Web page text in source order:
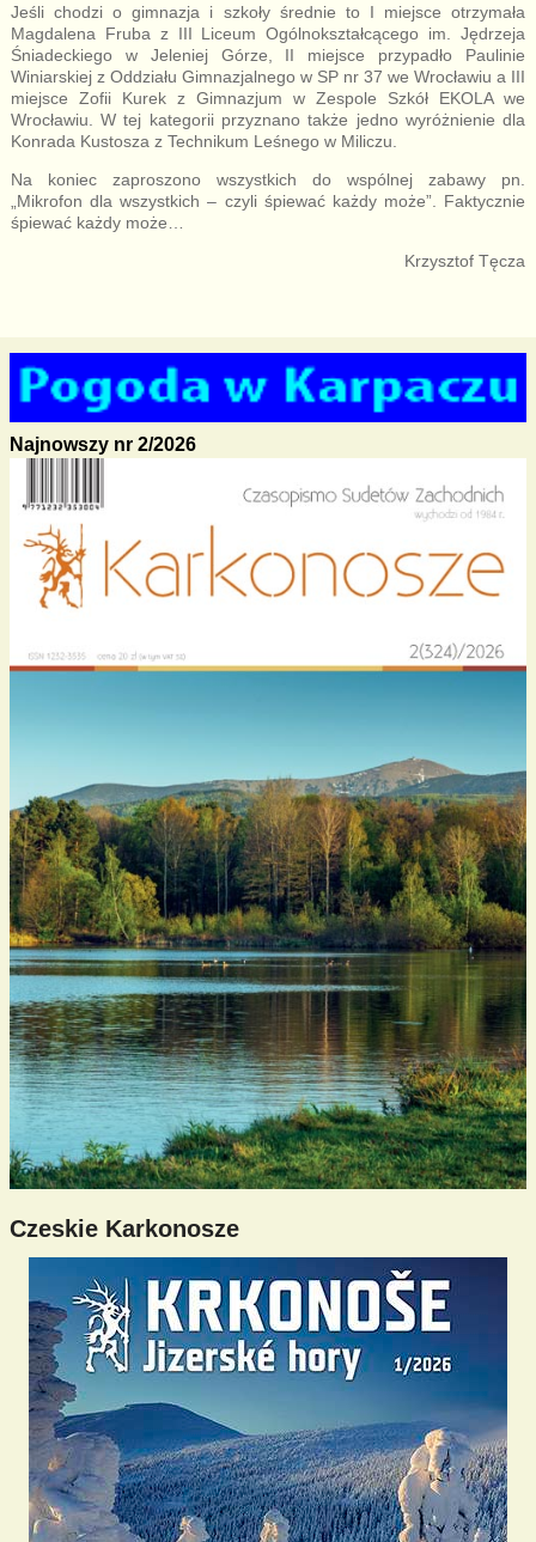
Jeśli chodzi o gimnazja i szkoły średnie to I miejsce otrzymała
Magdalena Fruba z III Liceum Ogólnokształcącego im. Jędrzeja
Śniadeckiego w Jeleniej Górze, II miejsce przypadło Paulinie
Winiarskiej z Oddziału Gimnazjalnego w SP nr 37 we Wrocławiu a III
miejsce Zofii Kurek z Gimnazjum w Zespole Szkół EKOLA we
Wrocławiu. W tej kategorii przyznano także jedno wyróżnienie dla
Konrada Kustosza z Technikum Leśnego w Miliczu.
Na koniec zaproszono wszystkich do wspólnej zabawy pn.
„Mikrofon dla wszystkich – czyli śpiewać każdy może”. Faktycznie
śpiewać każdy może…
Krzysztof Tęcza
Najnowszy nr 2/2026
Czeskie Karkonosze